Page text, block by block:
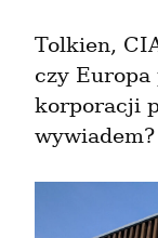
Tolkien,
czy Europa
korporacji
wywiadem?